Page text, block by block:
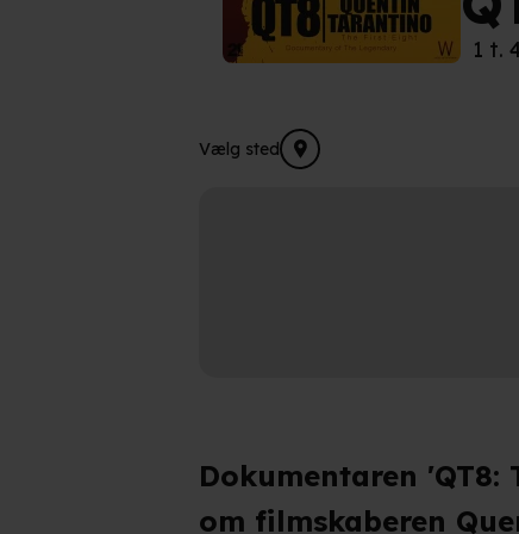
1 t.
Vælg sted
Dokumentaren
om filmskaberen